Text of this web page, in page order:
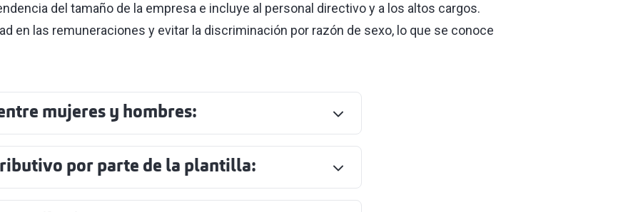
del tamaño de la empresa e incluye al personal directivo y a los altos cargos.
en las remuneraciones y evitar la discriminación por razón de sexo, lo que se conoce
mujeres y hombres:
por parte de la plantilla: